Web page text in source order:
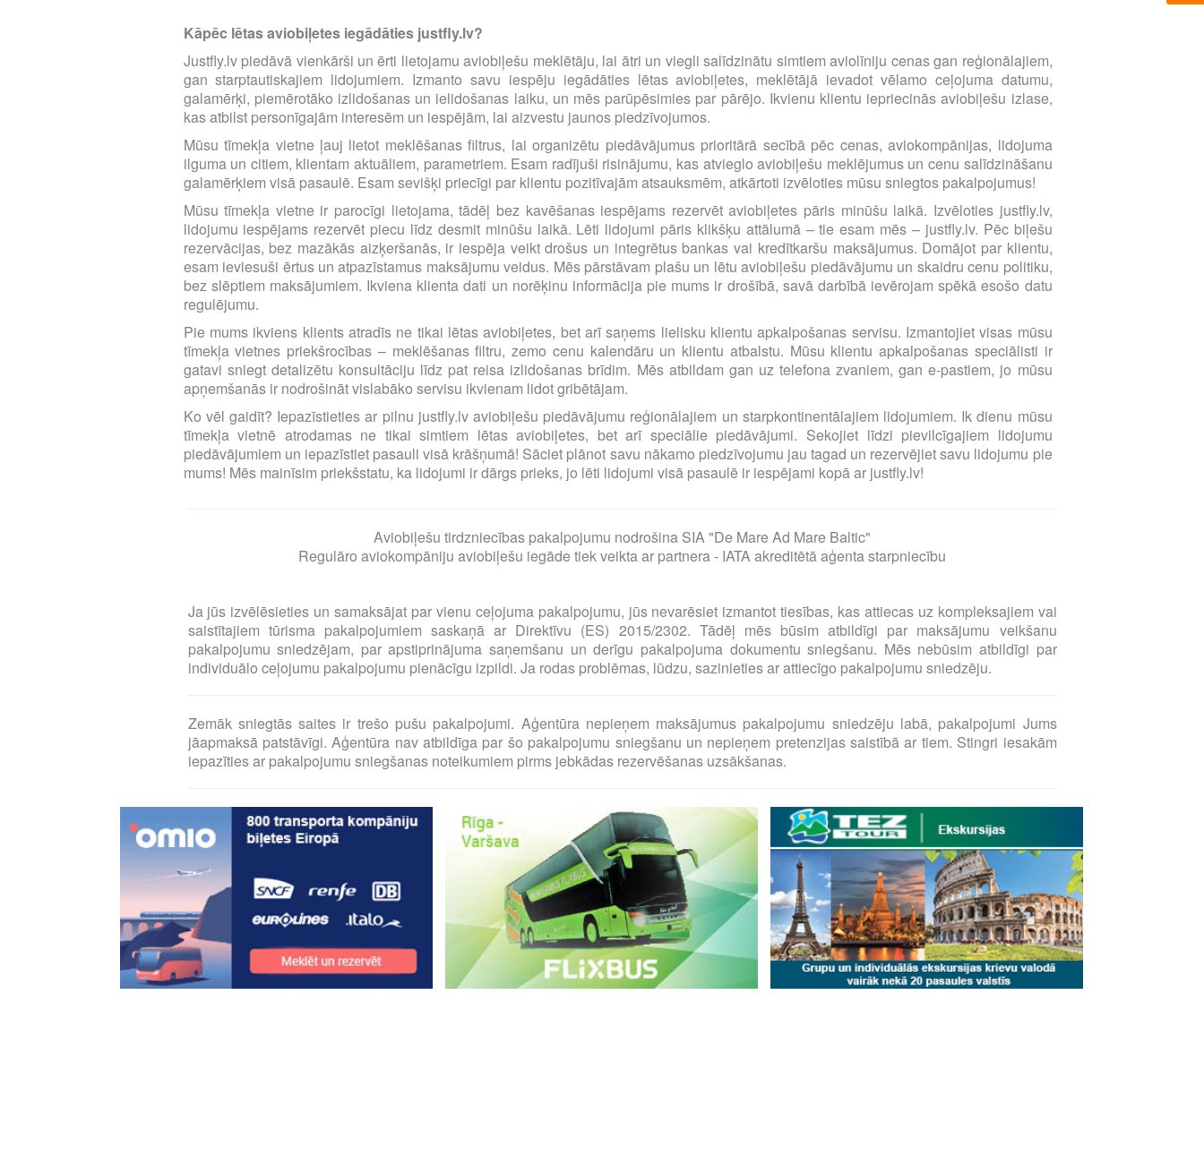
Kāpēc lētas aviobiļetes iegādāties justfly.lv?
Justfly.lv piedāvā vienkārši un ērti lietojamu aviobiļešu meklētāju, lai ātri un viegli salīdzinātu simtiem aviolīniju cenas gan reģionālajiem,
gan starptautiskajiem lidojumiem. Izmanto savu iespēju iegādāties lētas aviobiļetes, meklētājā ievadot vēlamo ceļojuma datumu,
galamērķi, piemērotāko izlidošanas un ielidošanas laiku, un mēs parūpēsimies par pārējo. Ikvienu klientu iepriecinās aviobiļešu izlase,
kas atbilst personīgajām interesēm un iespējām, lai aizvestu jaunos piedzīvojumos.
Mūsu tīmekļa vietne ļauj lietot meklēšanas filtrus, lai organizētu piedāvājumus prioritārā secībā pēc cenas, aviokompānijas, lidojuma
ilguma un citiem, klientam aktuāliem, parametriem. Esam radījuši risinājumu, kas atvieglo aviobiļešu meklējumus un cenu salīdzināšanu
galamērķiem visā pasaulē. Esam sevišķi priecīgi par klientu pozitīvajām atsauksmēm, atkārtoti izvēloties mūsu sniegtos pakalpojumus!
Mūsu tīmekļa vietne ir parocīgi lietojama, tādēļ bez kavēšanas iespējams rezervēt aviobiļetes pāris minūšu laikā. Izvēloties justfly.lv,
lidojumu iespējams rezervēt piecu līdz desmit minūšu laikā. Lēti lidojumi pāris klikšķu attālumā – tie esam mēs – justfly.lv. Pēc biļešu
rezervācijas, bez mazākās aizķeršanās, ir iespēja veikt drošus un integrētus bankas vai kredītkaršu maksājumus. Domājot par klientu,
esam ieviesuši ērtus un atpazīstamus maksājumu veidus. Mēs pārstāvam plašu un lētu aviobiļešu piedāvājumu un skaidru cenu politiku,
bez slēptiem maksājumiem. Ikviena klienta dati un norēķinu informācija pie mums ir drošībā, savā darbībā ievērojam spēkā esošo datu
regulējumu.
Pie mums ikviens klients atradīs ne tikai lētas aviobiļetes, bet arī saņems lielisku klientu apkalpošanas servisu. Izmantojiet visas mūsu
tīmekļa vietnes priekšrocības – meklēšanas filtru, zemo cenu kalendāru un klientu atbalstu. Mūsu klientu apkalpošanas speciālisti ir
gatavi sniegt detalizētu konsultāciju līdz pat reisa izlidošanas brīdim. Mēs atbildam gan uz telefona zvaniem, gan e-pastiem, jo mūsu
apņemšanās ir nodrošināt vislabāko servisu ikvienam lidot gribētājam.
Ko vēl gaidīt? Iepazīstieties ar pilnu justfly.lv aviobiļešu piedāvājumu reģionālajiem un starpkontinentālajiem lidojumiem. Ik dienu mūsu
tīmekļa vietnē atrodamas ne tikai simtiem lētas aviobiļetes, bet arī speciālie piedāvājumi. Sekojiet līdzi pievilcīgajiem lidojumu
piedāvājumiem un iepazīstiet pasauli visā krāšņumā! Sāciet plānot savu nākamo piedzīvojumu jau tagad un rezervējiet savu lidojumu pie
mums! Mēs mainīsim priekšstatu, ka lidojumi ir dārgs prieks, jo lēti lidojumi visā pasaulē ir iespējami kopā ar justfly.lv!
Aviobiļešu tirdzniecības pakalpojumu nodrošina SIA "De Mare Ad Mare Baltic"
Regulāro aviokompāniju aviobiļešu iegāde tiek veikta ar partnera - IATA akreditētā aģenta starpniecību
Ja jūs izvēlēsieties un samaksājat par vienu ceļojuma pakalpojumu, jūs nevarēsiet izmantot tiesības, kas attiecas uz kompleksajiem vai
saistītajiem tūrisma pakalpojumiem saskaņā ar Direktīvu (ES) 2015/2302. Tādēļ mēs būsim atbildīgi par maksājumu veikšanu
pakalpojumu sniedzējam, par apstiprinājuma saņemšanu un derīgu pakalpojuma dokumentu sniegšanu. Mēs nebūsim atbildīgi par
individuālo ceļojumu pakalpojumu pienācīgu izpildi. Ja rodas problēmas, lūdzu, sazinieties ar attiecīgo pakalpojumu sniedzēju.
Zemāk sniegtās saites ir trešo pušu pakalpojumi. Aģentūra nepieņem maksājumus pakalpojumu sniedzēju labā, pakalpojumi Jums
jāapmaksā patstāvīgi. Aģentūra nav atbildīga par šo pakalpojumu sniegšanu un nepieņem pretenzijas saistībā ar tiem. Stingri iesakām
iepazīties ar pakalpojumu sniegšanas noteikumiem pirms jebkādas rezervēšanas uzsākšanas.